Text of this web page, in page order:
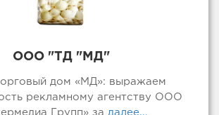
ООО "ТД "МД"
дом «МД»: выражаем
рекламному агентству ООО
Групп» за далее...